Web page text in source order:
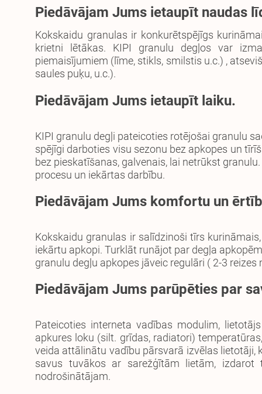
Piedāvājam Jums ietaupīt naudas
Kokskaidu granulas ir konkurētspējīgs
krietni lētākas. KIPI granulu degļos var
piemaisījumiem (līme, stikls, smilstis u.c.) ,
saules puķu, u.c.).
Piedāvājam Jums ietaupīt laiku.
KIPI granulu degļi pateicoties rotējošai granulu
spējīgi darboties visu sezonu bez apkopes un
bez pieskatīšanas, galvenais, lai netrūkst
procesu un iekārtas darbību.
Piedāvājam Jums komfortu un
Kokskaidu granulas ir salīdzinoši tīrs
iekārtu apkopi. Turklāt runājot par degļa
granulu degļu apkopes jāveic regulāri ( 2-3 reizes
Piedāvājam Jums parūpēties par
Pateicoties interneta vadības modulim,
apkures loku (silt. grīdas, radiatori)
veida attālinātu vadību pārsvarā izvēlas lietotāji,
savus tuvākos ar sarežģītām lietām,
nodrošinātājam.